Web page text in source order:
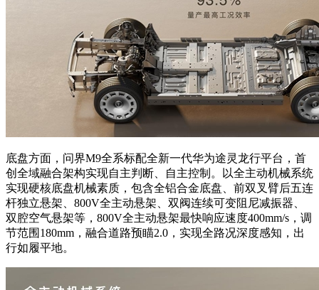
底盘方面，问界M9全系标配全新一代华为途灵龙行平台，首
创全域融合架构实现自主判断、自主控制。以全主动机械系统
实现硬核底盘机械素质，包含全铝合金底盘、前双叉臂后五连
杆独立悬架、800V全主动悬架、双阀连续可变阻尼减振器、
双腔空气悬架等，800V全主动悬架最快响应速度400mm/s，调
节范围180mm，融合道路预瞄2.0，实现全路况深度感知，出
行如履平地。